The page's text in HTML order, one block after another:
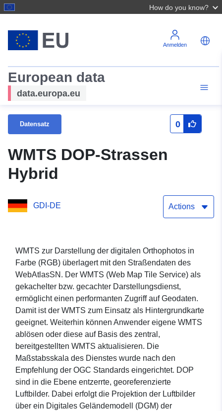
How do you know?
Anmelden
European data
data.europa.eu
Datensatz 0
WMTS DOP-Strassen
Hybrid
GDI-DE Actions
WMTS zur Darstellung der digitalen Orthophotos in
Farbe (RGB) überlagert mit den Straßendaten des
WebAtlasSN. Der WMTS (Web Map Tile Service) als
gekachelter bzw. gecachter Darstellungsdienst,
ermöglicht einen performanten Zugriff auf Geodaten.
Damit ist der WMTS zum Einsatz als Hintergrundkarte
geeignet. Weiterhin können Anwender eigene WMTS
ablösen oder diese auf Basis des zentral,
bereitgestellten WMTS aktualisieren. Die
Maßstabsskala des Dienstes wurde nach den
Empfehlung der OGC Standards eingerichtet. DOP
sind in die Ebene entzerrte, georeferenzierte
Luftbilder. Dabei erfolgt die Projektion der Luftbilder
über ein Digitales Geländemodell (DGM) der